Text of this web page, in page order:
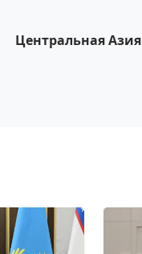
Центральная Азия